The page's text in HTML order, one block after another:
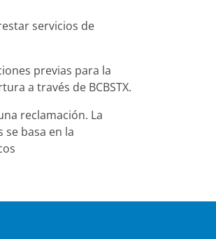
servicios de
previas para la
a través de BCBSTX.
reclamación. La
basa en la